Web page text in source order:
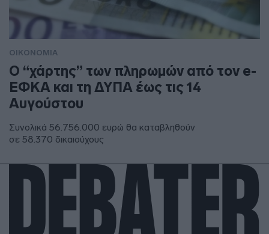
ΟΙΚΟΝΟΜΙΑ
Ο “χάρτης” των πληρωμών από τον e-
ΕΦΚΑ και τη ΔΥΠΑ έως τις 14
Αυγούστου
Συνολικά 56.756.000 ευρώ θα καταβληθούν
σε 58.370 δικαιούχους